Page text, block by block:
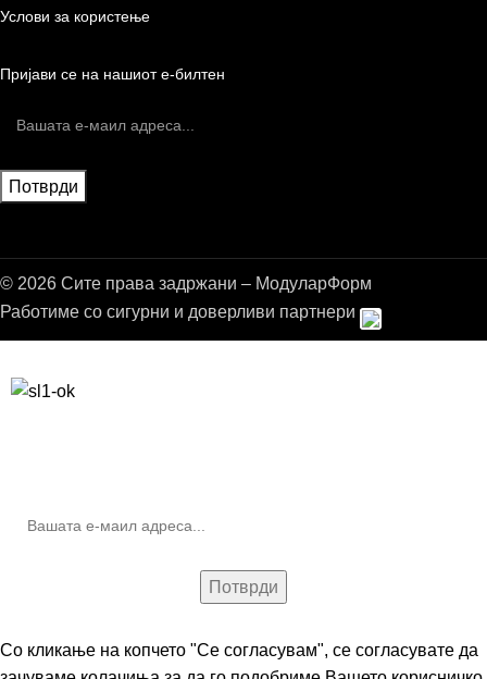
Услови за користење
Пријави се на нашиот е-билтен
© 2026 Сите права задржани – МодуларФорм
Работиме со сигурни и доверливи партнери
Со кликање на копчето "Се согласувам", се согласувате да